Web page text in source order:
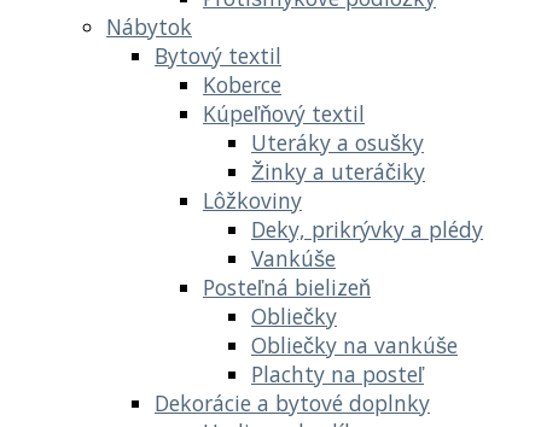
Nábytok
Bytový textil
Koberce
Kúpeľňový textil
Uteráky a osušky
Žinky a uteráčiky
Lôžkoviny
Deky, prikrývky a plédy
Vankúše
Posteľná bielizeň
Obliečky
Obliečky na vankúše
Plachty na posteľ
Dekorácie a bytové doplnky